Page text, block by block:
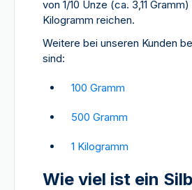
von 1/10 Unze (ca. 3,11 Gramm)
Kilogramm reichen.
Weitere bei unseren Kunden
sind:
100 Gramm
500 Gramm
1 Kilogramm
Wie viel ist ein